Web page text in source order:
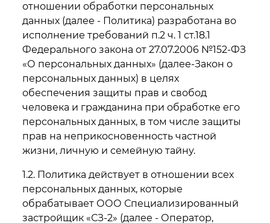
отношении обработки персональных
данных (далее - Политика) разработана во
исполнение требований п.2 ч. 1 ст.18.1
Федерального закона от 27.07.2006 №152-ФЗ
«О персональных данных» (далее-Закон о
персональных данных) в целях
обеспечения защиты прав и свобод
человека и гражданина при обработке его
персональных данных, в том числе защиты
прав на неприкосновенность частной
жизни, личную и семейную тайну.
1.2. Политика действует в отношении всех
персональных данных, которые
обрабатывает ООО Специализированный
застройщик «СЗ-2» (далее - Оператор,